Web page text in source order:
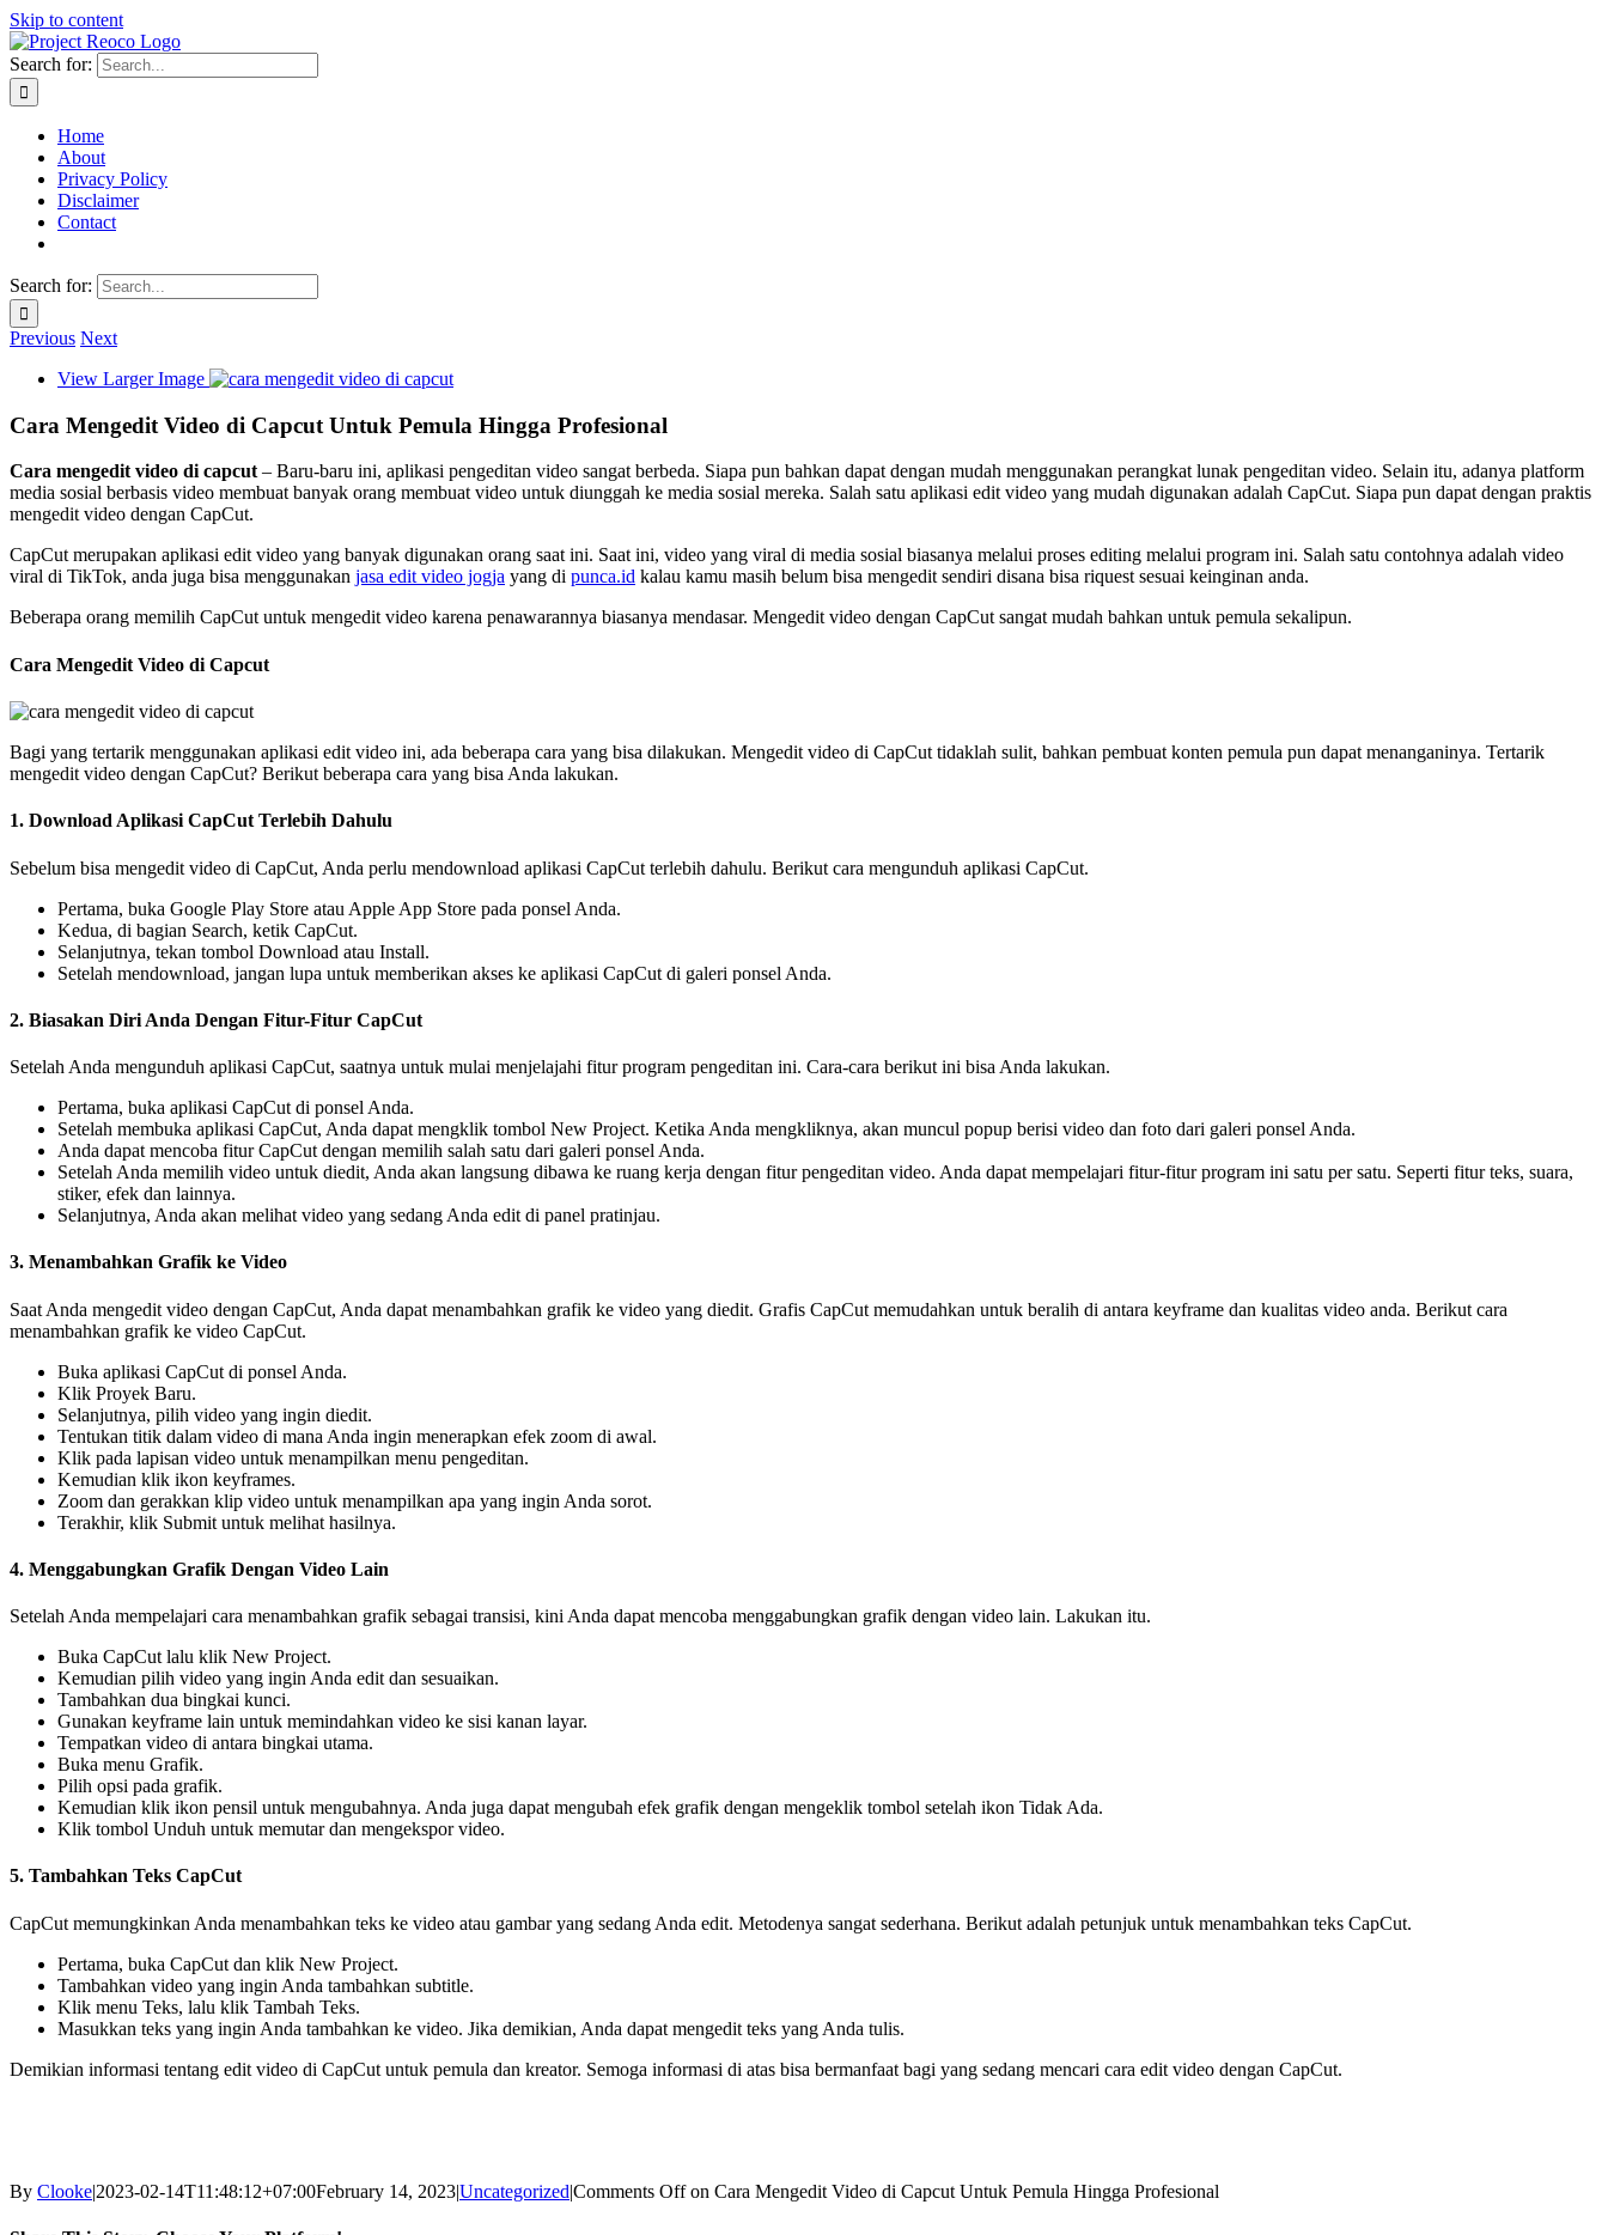
Skip to content
Search for:
Home
About
Privacy Policy
Disclaimer
Contact
Search for:
Previous Next
View Larger Image
Cara Mengedit Video di Capcut Untuk Pemula Hingga Profesional
Cara mengedit video di capcut– Baru-baru ini, aplikasi pengeditan video sangat berbeda. Siapa pun bahkan dapat dengan mudah menggunakan perangkat lunak pengeditan video. Selain itu, adanya platform
media sosial berbasis video membuat banyak orang membuat video untuk diunggah ke media sosial mereka. Salah satu aplikasi edit video yang mudah digunakan adalah CapCut. Siapa pun dapat dengan praktis
mengedit video dengan CapCut.
CapCut merupakan aplikasi edit video yang banyak digunakan orang saat ini. Saat ini, video yang viral di media sosial biasanya melalui proses editing melalui program ini. Salah satu contohnya adalah video
viral di TikTok, anda juga bisa menggunakan jasa edit video jogja yang di punca.id kalau kamu masih belum bisa mengedit sendiri disana bisa riquest sesuai keinginan anda.
Beberapa orang memilih CapCut untuk mengedit video karena penawarannya biasanya mendasar. Mengedit video dengan CapCut sangat mudah bahkan untuk pemula sekalipun.
Cara Mengedit Video di Capcut
Bagi yang tertarik menggunakan aplikasi edit video ini, ada beberapa cara yang bisa dilakukan. Mengedit video di CapCut tidaklah sulit, bahkan pembuat konten pemula pun dapat menanganinya. Tertarik
mengedit video dengan CapCut? Berikut beberapa cara yang bisa Anda lakukan.
1. Download Aplikasi CapCut Terlebih Dahulu
Sebelum bisa mengedit video di CapCut, Anda perlu mendownload aplikasi CapCut terlebih dahulu. Berikut cara mengunduh aplikasi CapCut.
Pertama, buka Google Play Store atau Apple App Store pada ponsel Anda.
Kedua, di bagian Search, ketik CapCut.
Selanjutnya, tekan tombol Download atau Install.
Setelah mendownload, jangan lupa untuk memberikan akses ke aplikasi CapCut di galeri ponsel Anda.
2. Biasakan Diri Anda Dengan Fitur-Fitur CapCut
Setelah Anda mengunduh aplikasi CapCut, saatnya untuk mulai menjelajahi fitur program pengeditan ini. Cara-cara berikut ini bisa Anda lakukan.
Pertama, buka aplikasi CapCut di ponsel Anda.
Setelah membuka aplikasi CapCut, Anda dapat mengklik tombol New Project. Ketika Anda mengkliknya, akan muncul popup berisi video dan foto dari galeri ponsel Anda.
Anda dapat mencoba fitur CapCut dengan memilih salah satu dari galeri ponsel Anda.
Setelah Anda memilih video untuk diedit, Anda akan langsung dibawa ke ruang kerja dengan fitur pengeditan video. Anda dapat mempelajari fitur-fitur program ini satu per satu. Seperti fitur teks, suara,
stiker, efek dan lainnya.
Selanjutnya, Anda akan melihat video yang sedang Anda edit di panel pratinjau.
3. Menambahkan Grafik ke Video
Saat Anda mengedit video dengan CapCut, Anda dapat menambahkan grafik ke video yang diedit. Grafis CapCut memudahkan untuk beralih di antara keyframe dan kualitas video anda. Berikut cara
menambahkan grafik ke video CapCut.
Buka aplikasi CapCut di ponsel Anda.
Klik Proyek Baru.
Selanjutnya, pilih video yang ingin diedit.
Tentukan titik dalam video di mana Anda ingin menerapkan efek zoom di awal.
Klik pada lapisan video untuk menampilkan menu pengeditan.
Kemudian klik ikon keyframes.
Zoom dan gerakkan klip video untuk menampilkan apa yang ingin Anda sorot.
Terakhir, klik Submit untuk melihat hasilnya.
4. Menggabungkan Grafik Dengan Video Lain
Setelah Anda mempelajari cara menambahkan grafik sebagai transisi, kini Anda dapat mencoba menggabungkan grafik dengan video lain. Lakukan itu.
Buka CapCut lalu klik New Project.
Kemudian pilih video yang ingin Anda edit dan sesuaikan.
Tambahkan dua bingkai kunci.
Gunakan keyframe lain untuk memindahkan video ke sisi kanan layar.
Tempatkan video di antara bingkai utama.
Buka menu Grafik.
Pilih opsi pada grafik.
Kemudian klik ikon pensil untuk mengubahnya. Anda juga dapat mengubah efek grafik dengan mengeklik tombol setelah ikon Tidak Ada.
Klik tombol Unduh untuk memutar dan mengekspor video.
5. Tambahkan Teks CapCut
CapCut memungkinkan Anda menambahkan teks ke video atau gambar yang sedang Anda edit. Metodenya sangat sederhana. Berikut adalah petunjuk untuk menambahkan teks CapCut.
Pertama, buka CapCut dan klik New Project.
Tambahkan video yang ingin Anda tambahkan subtitle.
Klik menu Teks, lalu klik Tambah Teks.
Masukkan teks yang ingin Anda tambahkan ke video. Jika demikian, Anda dapat mengedit teks yang Anda tulis.
Demikian informasi tentang edit video di CapCut untuk pemula dan kreator. Semoga informasi di atas bisa bermanfaat bagi yang sedang mencari cara edit video dengan CapCut.
By Clooke|2023-02-14T11:48:12+07:00February 14, 2023|Uncategorized|Comments Offon Cara Mengedit Video di Capcut Untuk Pemula Hingga Profesional